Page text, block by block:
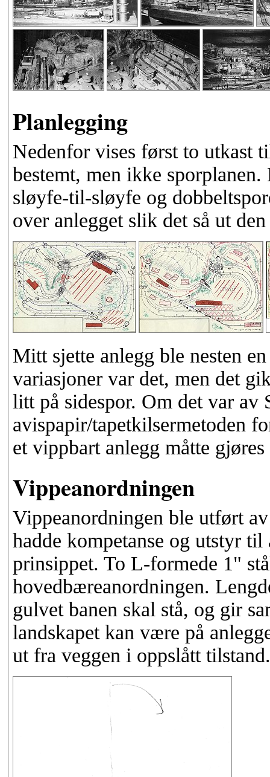
Planlegging
Nedenfor vises først to utkast
bestemt, men ikke
sløyfe-til-sløyfe og
over anlegget slik det så ut
Mitt sjette anlegg ble nesten
variasjoner var det, men det
litt på sidespor. Om det var av
avispapir/tapetkilsermetoden
et vippbart anlegg måtte
Vippeanordningen
Vippeanordningen ble utført
hadde kompetanse og utstyr til
prinsippet. To L-formede 1"
hovedbæreanordningen.
gulvet banen skal stå, og gir
landskapet kan være på
ut fra veggen i oppslått tilstand.